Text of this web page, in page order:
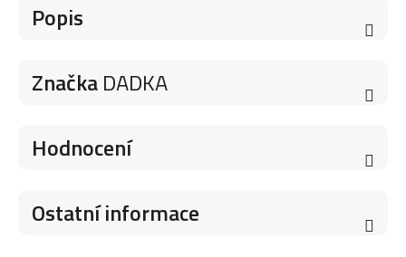
Popis
ZnačkaDADKA
Hodnocení
Ostatní informace